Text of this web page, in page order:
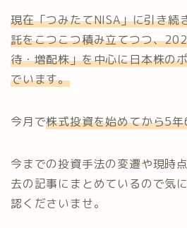
現在「つみたてNISA」に引き続
託をこつこつ積み立てつつ、
待・増配株」を中心に日本株の
でいます。
今月で株式投資を始めてから5
今までの投資手法の変遷や現時
去の記事にまとめているので気
認くださいませ。